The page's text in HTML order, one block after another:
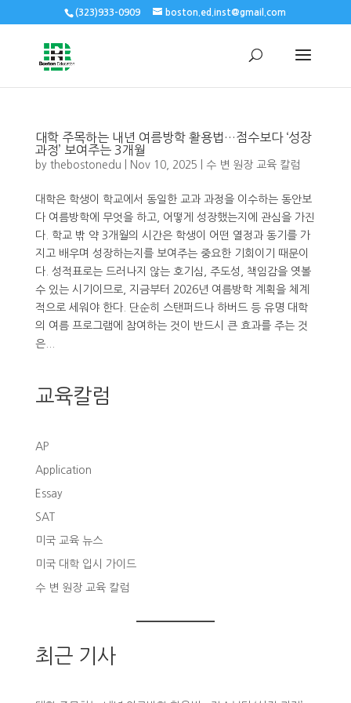
(323)933-0909 boston.ed.inst@gmail.com
대학 주목하는 내년 여름방학 활용법…점수보다 ‘성장
과정’ 보여주는 3개월
by thebostonedu Nov 10, 2025 수 변 원장 교육 칼럼
대학은 학생이 학교에서 동일한 교과 과정을 이수하는 동안보
다 여름방학에 무엇을 하고, 어떻게 성장했는지에 관심을 가진
다. 학교 밖 약 3개월의 시간은 학생이 어떤 열정과 동기를 가
지고 배우며 성장하는지를 보여주는 중요한 기회이기 때문이
다. 성적표로는 드러나지 않는 호기심, 주도성, 책임감을 엿볼
수 있는 시기이므로, 지금부터 2026년 여름방학 계획을 체계
적으로 세워야 한다. 단순히 스탠퍼드나 하버드 등 유명 대학
의 여름 프로그램에 참여하는 것이 반드시 큰 효과를 주는 것
은...
교육칼럼
AP
Application
Essay
SAT
미국 교육 뉴스
미국 대학 입시 가이드
수 변 원장 교육 칼럼
최근 기사